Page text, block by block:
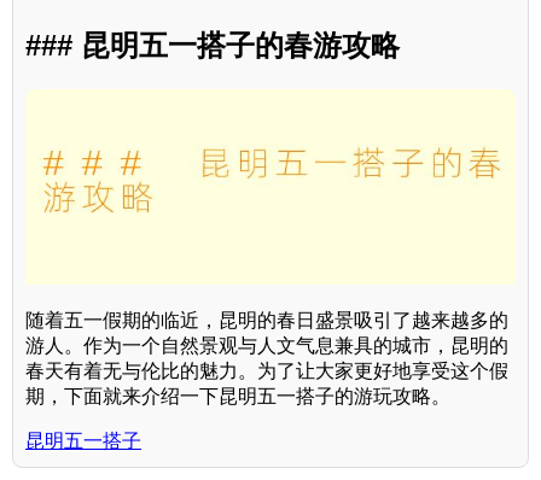
### 昆明五一搭子的春游攻略
随着五一假期的临近，昆明的春日盛景吸引了越来越多的
游人。作为一个自然景观与人文气息兼具的城市，昆明的
春天有着无与伦比的魅力。为了让大家更好地享受这个假
期，下面就来介绍一下昆明五一搭子的游玩攻略。
昆明五一搭子